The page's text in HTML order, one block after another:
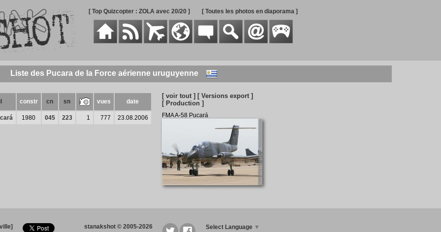
[ Top Quizcopter : ZOLA avec 20/20 ] [ Toutes les photos en diaporama ]
Liste des Pucara de la Force aérienne uruguyenne
constr cn sn vues date
1980 045 223 1 777 23.08.2006
[ voir tout ] [ Versions export ]
[ Production ]
FMA A-58 Pucará
stanakshot © 2005-2026 Select Language ▼